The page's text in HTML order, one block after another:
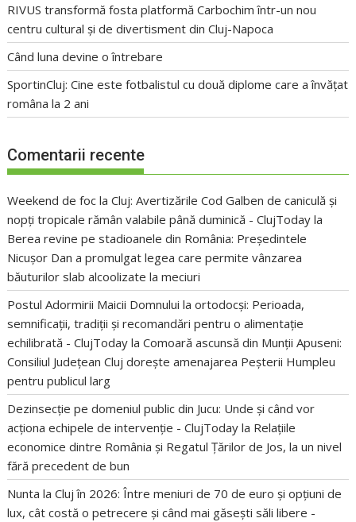
RIVUS transformă fosta platformă Carbochim într-un nou
centru cultural și de divertisment din Cluj-Napoca
Când luna devine o întrebare
SportinCluj: Cine este fotbalistul cu două diplome care a învățat
româna la 2 ani
Comentarii recente
Weekend de foc la Cluj: Avertizările Cod Galben de caniculă și
nopți tropicale rămân valabile până duminică - ClujToday la
Berea revine pe stadioanele din România: Președintele
Nicușor Dan a promulgat legea care permite vânzarea
băuturilor slab alcoolizate la meciuri
Postul Adormirii Maicii Domnului la ortodocși: Perioada,
semnificații, tradiții și recomandări pentru o alimentație
echilibrată - ClujToday laComoară ascunsă din Munții Apuseni:
Consiliul Județean Cluj dorește amenajarea Peșterii Humpleu
pentru publicul larg
Dezinsecție pe domeniul public din Jucu: Unde și când vor
acționa echipele de intervenție - ClujToday la Relațiile
economice dintre România și Regatul Țărilor de Jos, la un nivel
fără precedent de bun
Nunta la Cluj în 2026: Între meniuri de 70 de euro și opțiuni de
lux, cât costă o petrecere și când mai găsești săli libere -